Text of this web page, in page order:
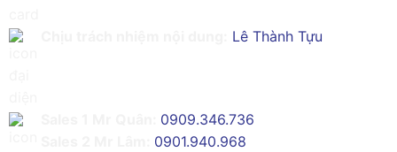
Lê Thành Tựu
0909.346.736
0901.940.968